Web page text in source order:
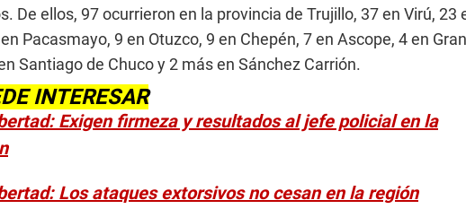
De ellos, 97 ocurrieron en la provincia de Trujillo, 37 en Virú, 23
Pacasmayo, 9 en Otuzco, 9 en Chepén, 7 en Ascope, 4 en Gran
Santiago de Chuco y 2 más en Sánchez Carrión.
INTERESAR
Exigen firmeza y resultados al jefe policial en la
Los ataques extorsivos no cesan en la región